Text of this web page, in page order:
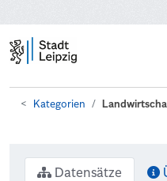
Kategorien
Datensätze